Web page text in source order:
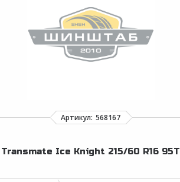
Transmate Ice Knight 215/60 R16 95T